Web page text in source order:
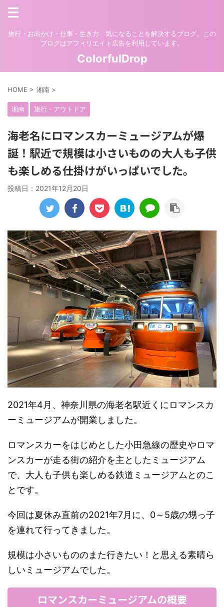
旅行・お出かけ・仕事・生き方 気になることを解決するブログ。この
ブログはアフィリエイト広告を利用しています。
ColorfulDrop
HOME > 湘南 >
湘南 旅行・アウトドア
海老名にロマンスカーミュージアムが爆
誕！駅近で規模は小さいものの大人も子供
も楽しめる仕掛けがいっぱいでした。
投稿日： 2021年12月20日
2021年4月、神奈川県の海老名駅近くにロマンスカ
ーミュージアムが開業しました。
ロマンスカーをはじめとした小田急線の歴史やロマ
ンスカーが走る街の紹介を主としたミュージアム
で、大人も子供も楽しめる鉄道ミュージアムとのこ
とです。
今回は夏休み直前の2021年7月に、0～5歳の甥っ子
を連れて行ってきました。
規模は小さいもののまた行きたい！と思える素晴ら
しいミュージアムでした。
ロマンスカーミュージアムの概要